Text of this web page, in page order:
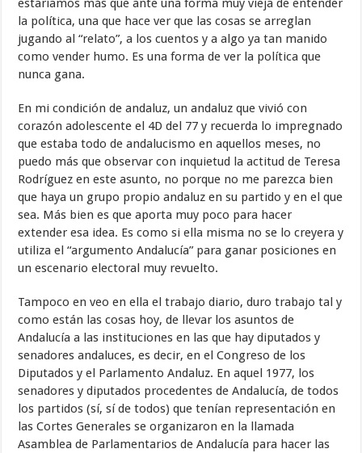
estaríamos más que ante una forma muy vieja de entender
la política, una que hace ver que las cosas se arreglan
jugando al “relato”, a los cuentos y a algo ya tan manido
como vender humo. Es una forma de ver la política que
nunca gana.
En mi condición de andaluz, un andaluz que vivió con
corazón adolescente el 4D del 77 y recuerda lo impregnado
que estaba todo de andalucismo en aquellos meses, no
puedo más que observar con inquietud la actitud de Teresa
Rodríguez en este asunto, no porque no me parezca bien
que haya un grupo propio andaluz en su partido y en el que
sea. Más bien es que aporta muy poco para hacer
extender esa idea. Es como si ella misma no se lo creyera y
utiliza el “argumento Andalucía” para ganar posiciones en
un escenario electoral muy revuelto.
Tampoco en veo en ella el trabajo diario, duro trabajo tal y
como están las cosas hoy, de llevar los asuntos de
Andalucía a las instituciones en las que hay diputados y
senadores andaluces, es decir, en el Congreso de los
Diputados y el Parlamento Andaluz. En aquel 1977, los
senadores y diputados procedentes de Andalucía, de todos
los partidos (sí, sí de todos) que tenían representación en
las Cortes Generales se organizaron en la llamada
Asamblea de Parlamentarios de Andalucía para hacer las